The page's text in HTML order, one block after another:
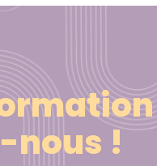
nous !